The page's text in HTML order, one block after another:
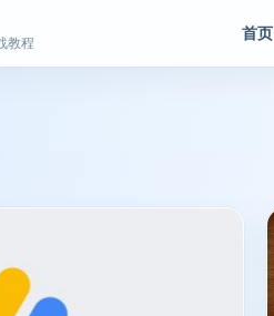
教程
首页